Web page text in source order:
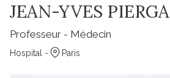
JEAN-YVES PIERGA
Professeur - Médecin
Hospital - Paris